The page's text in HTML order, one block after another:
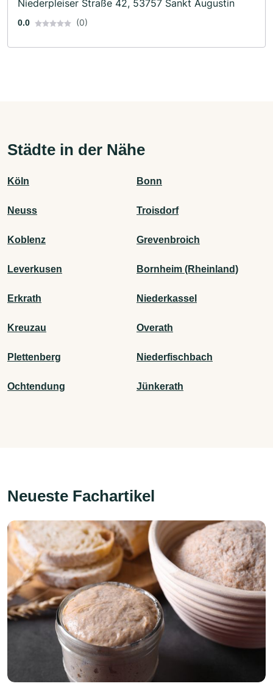
Niederpleiser Straße 42, 53757 Sankt Augustin
0.0 (0)
Städte in der Nähe
Köln Bonn
Neuss Troisdorf
Koblenz Grevenbroich
Leverkusen Bornheim (Rheinland)
Erkrath Niederkassel
Kreuzau Overath
Plettenberg Niederfischbach
Ochtendung Jünkerath
Neueste Fachartikel